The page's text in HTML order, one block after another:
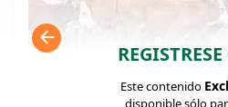
Este contenido
disponible sólo